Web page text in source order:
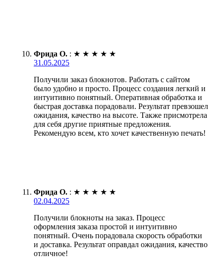
Фрида О. : ★ ★ ★ ★ ★
31.05.2025
Получили заказ блокнотов. Работать с сайтом
было удобно и просто. Процесс создания легкий и
интуитивно понятный. Оперативная обработка и
быстрая доставка порадовали. Результат превзошел
ожидания, качество на высоте. Также присмотрела
для себя другие приятные предложения.
Рекомендую всем, кто хочет качественную печать!
Фрида О. : ★ ★ ★ ★ ★
02.04.2025
Получили блокноты на заказ. Процесс
оформления заказа простой и интуитивно
понятный. Очень порадовала скорость обработки
и доставка. Результат оправдал ожидания, качество
отличное!